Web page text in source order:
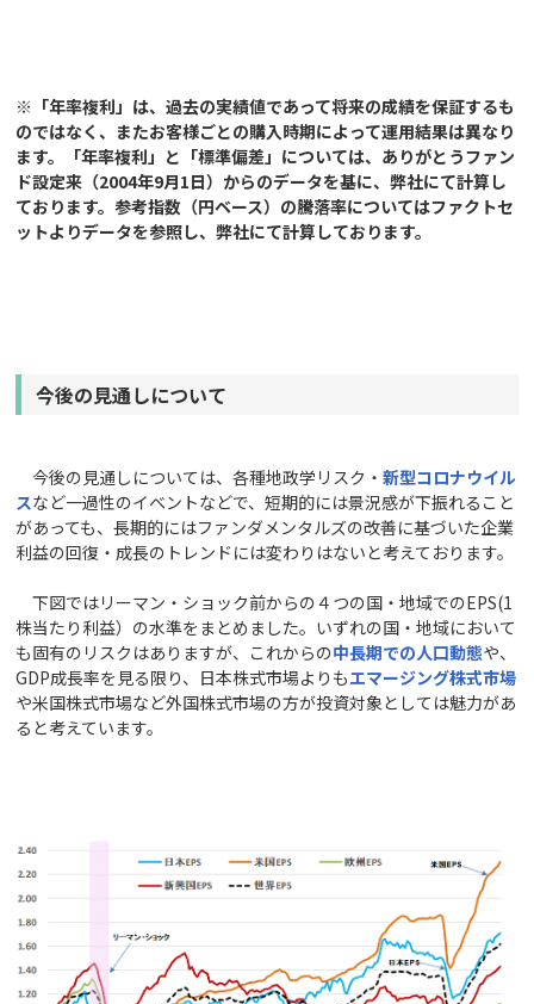
※「年率複利」は、過去の実績値であって将来の成績を保証するも
のではなく、またお客様ごとの購入時期によって運用結果は異なり
ます。「年率複利」と「標準偏差」については、ありがとうファン
ド設定来（2004年9月1日）からのデータを基に、弊社にて計算し
ております。参考指数（円ベース）の騰落率についてはファクトセ
ットよりデータを参照し、弊社にて計算しております。
今後の見通しについて
今後の見通しについては、各種地政学リスク・新型コロナウイル
スなど一過性のイベントなどで、短期的には景況感が下振れること
があっても、長期的にはファンダメンタルズの改善に基づいた企業
利益の回復・成長のトレンドには変わりはないと考えております。
下図ではリーマン・ショック前からの４つの国・地域でのEPS(1
株当たり利益）の水準をまとめました。いずれの国・地域において
も固有のリスクはありますが、これからの中長期での人口動態や、
GDP成長率を見る限り、日本株式市場よりもエマージング株式市場
や米国株式市場など外国株式市場の方が投資対象としては魅力があ
ると考えています。